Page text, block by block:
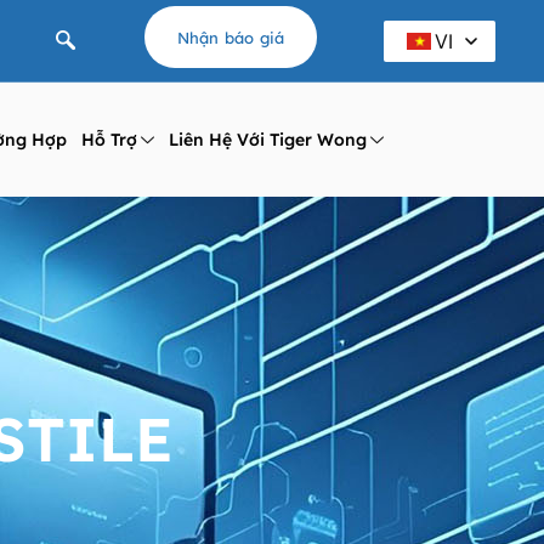
Nhận báo giá VI
Hợp Hỗ Trợ Liên Hệ Với Tiger Wong